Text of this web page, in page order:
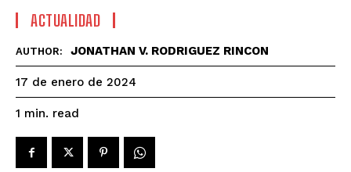
ACTUALIDAD
AUTHOR: JONATHAN V. RODRIGUEZ RINCON
17 de enero de 2024
1 min. read